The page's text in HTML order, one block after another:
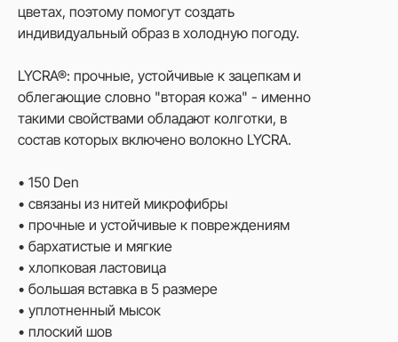
цветах, поэтому помогут создать
индивидуальный образ в холодную погоду.
LYCRA®: прочные, устойчивые к зацепкам и
облегающие словно "вторая кожа" - именно
такими свойствами обладают колготки, в
состав которых включено волокно LYCRA.
• 150 Den
• связаны из нитей микрофибры
• прочные и устойчивые к повреждениям
• бархатистые и мягкие
• хлопковая ластовица
• большая вставка в 5 размере
• уплотненный мысок
• плоский шов